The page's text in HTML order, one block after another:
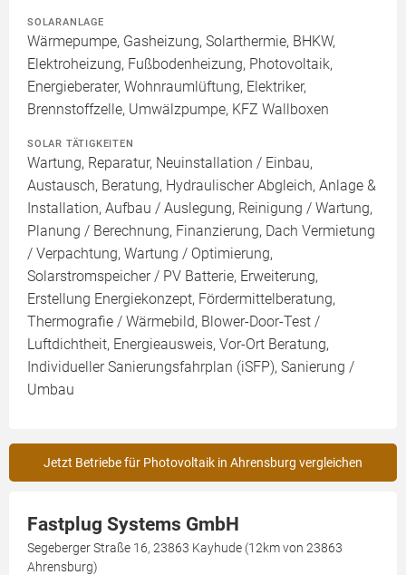
SOLARANLAGE
Wärmepumpe, Gasheizung, Solarthermie, BHKW,
Elektroheizung, Fußbodenheizung, Photovoltaik,
Energieberater, Wohnraumlüftung, Elektriker,
Brennstoffzelle, Umwälzpumpe, KFZ Wallboxen
SOLAR TÄTIGKEITEN
Wartung, Reparatur, Neuinstallation / Einbau,
Austausch, Beratung, Hydraulischer Abgleich, Anlage &
Installation, Aufbau / Auslegung, Reinigung / Wartung,
Planung / Berechnung, Finanzierung, Dach Vermietung
/ Verpachtung, Wartung / Optimierung,
Solarstromspeicher / PV Batterie, Erweiterung,
Erstellung Energiekonzept, Fördermittelberatung,
Thermografie / Wärmebild, Blower-Door-Test /
Luftdichtheit, Energieausweis, Vor-Ort Beratung,
Individueller Sanierungsfahrplan (iSFP), Sanierung /
Umbau
Jetzt Betriebe für Photovoltaik in Ahrensburg vergleichen
Fastplug Systems GmbH
Segeberger Straße 16, 23863 Kayhude (12km von 23863
Ahrensburg)